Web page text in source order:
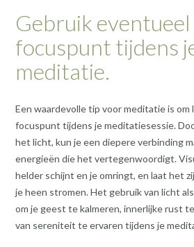
Gebruik
focuspunt tijdens
meditatie.
Een waardevolle tip voor meditatie is
focuspunt tijdens je meditatiesessie.
het licht, kun je een diepere verbinding
energieën die het vertegenwoordigt.
helder schijnt en je omringt, en laat het
je heen stromen. Het gebruik van licht
om je geest te kalmeren, innerlijke rust
van sereniteit te ervaren tijdens je